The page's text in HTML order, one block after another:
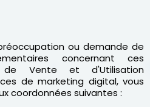
ou demande de
concernant ces
de Vente et d'Utilisation
de marketing digital, vous
coordonnées suivantes :